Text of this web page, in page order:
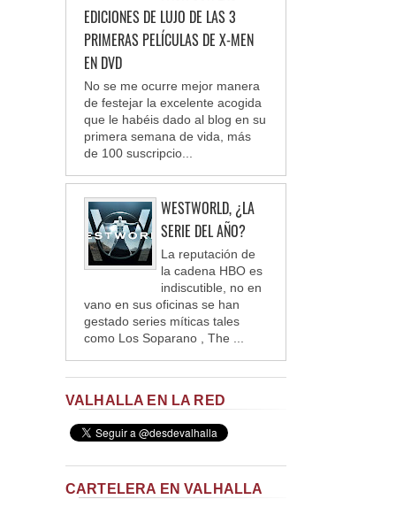
EDICIONES DE LUJO DE LAS 3
PRIMERAS PELÍCULAS DE X-MEN
EN DVD
No se me ocurre mejor manera
de festejar la excelente acogida
que le habéis dado al blog en su
primera semana de vida, más
de 100 suscripcio...
WESTWORLD, ¿LA
SERIE DEL AÑO?
La reputación de
la cadena HBO es
indiscutible, no en
vano en sus oficinas se han
gestado series míticas tales
como Los Soparano , The ...
VALHALLA EN LA RED
CARTELERA EN VALHALLA